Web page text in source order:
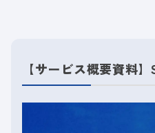
【サービス概要資料